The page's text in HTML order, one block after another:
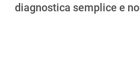
diagnostica semplice e